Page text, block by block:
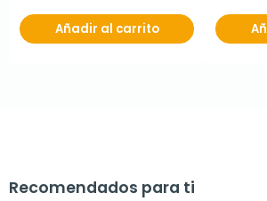
Añadir al carrito
Recomendados para ti